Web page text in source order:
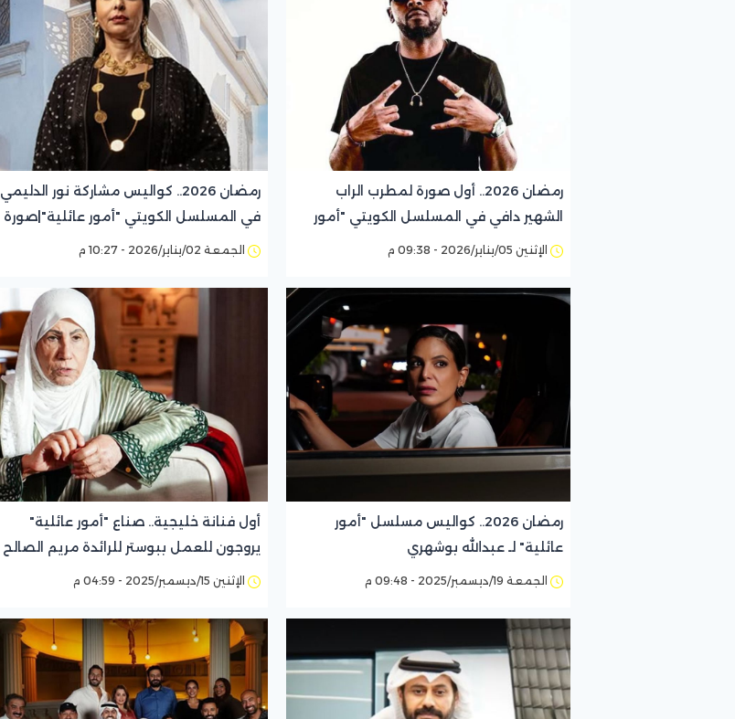
رمضان 2026.. أول صورة لمطرب الراب
الشهير دافي في المسلسل الكويتي "أمور
عائلية"
الإثنين 05/يناير/2026 - 09:38 م
رمضان 2026.. كواليس مشاركة نور الدليمي
في المسلسل الكويتي "أمور عائلية"|صورة
الجمعة 02/يناير/2026 - 10:27 م
رمضان 2026.. كواليس مسلسل "أمور
عائلية" لـ عبدالله بوشهري
الجمعة 19/ديسمبر/2025 - 09:48 م
أول فنانة خليجية.. صناع "أمور عائلية"
يروجون للعمل ببوستر للرائدة مريم الصالح
الإثنين 15/ديسمبر/2025 - 04:59 م